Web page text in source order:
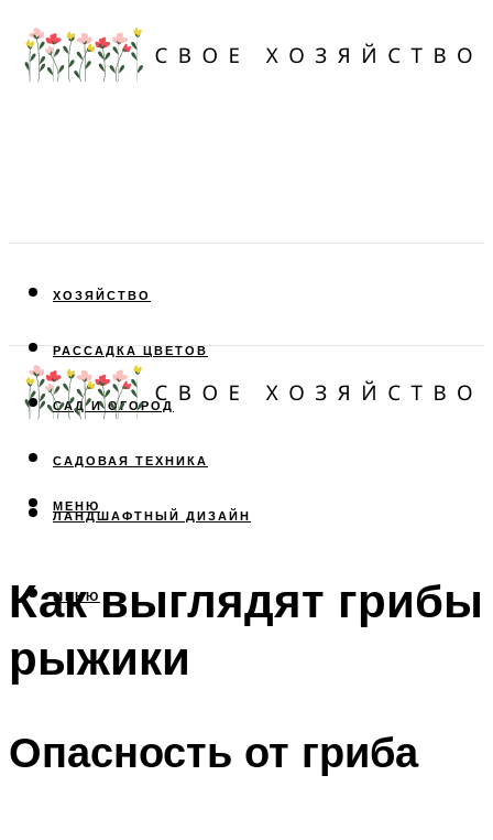
ХОЗЯЙСТВО
РАССАДКА ЦВЕТОВ
САД И ОГОРОД
САДОВАЯ ТЕХНИКА
ЛАНДШАФТНЫЙ ДИЗАЙН
МЕНЮ
МЕНЮ
Как выглядят грибы
рыжики
Опасность от гриба